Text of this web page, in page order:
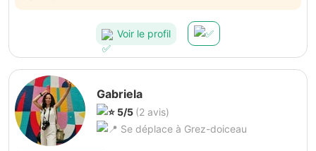
Voir le profil
Gabriela
5/5 (2 avis)
Se déplace à Grez-doiceau